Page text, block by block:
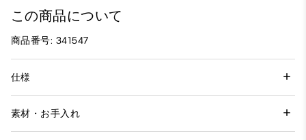
この商品について
商品番号: 341547
仕様
素材・お手入れ